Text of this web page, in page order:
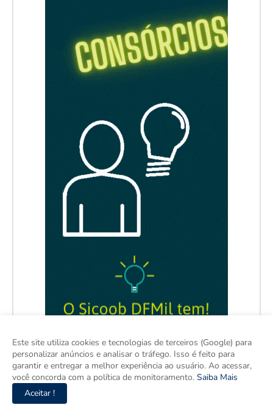
Este site utiliza cookies e tecnologias de terceiros (Google) para
personalizar anúncios e analisar o tráfego. Isso é feito para
garantir e entregar a melhor experiência ao usuário. Ao acessar,
você concorda com a política de monitoramento. Saiba Mais
Aceitar !